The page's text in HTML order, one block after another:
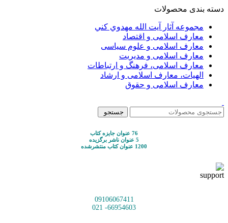
دسته بندی محصولات
مجموعه آثار آيت الله مهدوي كني
معارف اسلامی و اقتصاد
معارف اسلامی و علوم سیاسی
معارف اسلامی و مدیریت
معارف اسلامی، فرهنگ و ارتباطات
الهیات، معارف اسلامی و ارشاد
معارف اسلامی و حقوق
جستجو
76 عنوان جایزه کتاب
5 عنوان ناشر برگزیده
1200 عنوان کتاب منتشرشده
09106067411
66954603- 021